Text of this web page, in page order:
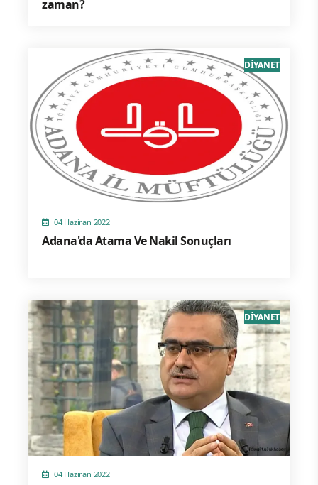
zaman?
04 Haziran 2022
Adana'da Atama Ve Nakil Sonuçları
DİYANET
04 Haziran 2022
DİYANET